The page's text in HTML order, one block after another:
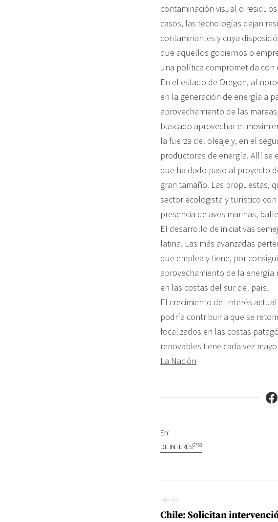
contaminación visual o
casos, las tecnologías dejan
contaminantes y cuya
que aquellos gobiernos o
una política comprometida con
En el estado de Oregon, al
en la generación de energía a
aprovechamiento de las
buscado aprovechar el
la fuerza del oleaje y, en el
productoras de energía. Allí se
que ha dado paso al proyecto
gran tamaño. Las propuestas,
sector ecologista y turístico
presencia de aves marinas,
El desarrollo de iniciativas
latina. Las más avanzadas
que emplea y tiene, por
aprovechamiento de la
en las costas del sur del país.
El crecimiento del interés
podría contribuir a que se
focalizados en las costas
renovables tiene cada vez
La Nación
En:
DE INTERÉS6753
Previo
PREVIO
Chile: Solicitan